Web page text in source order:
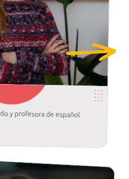
y profesora de español